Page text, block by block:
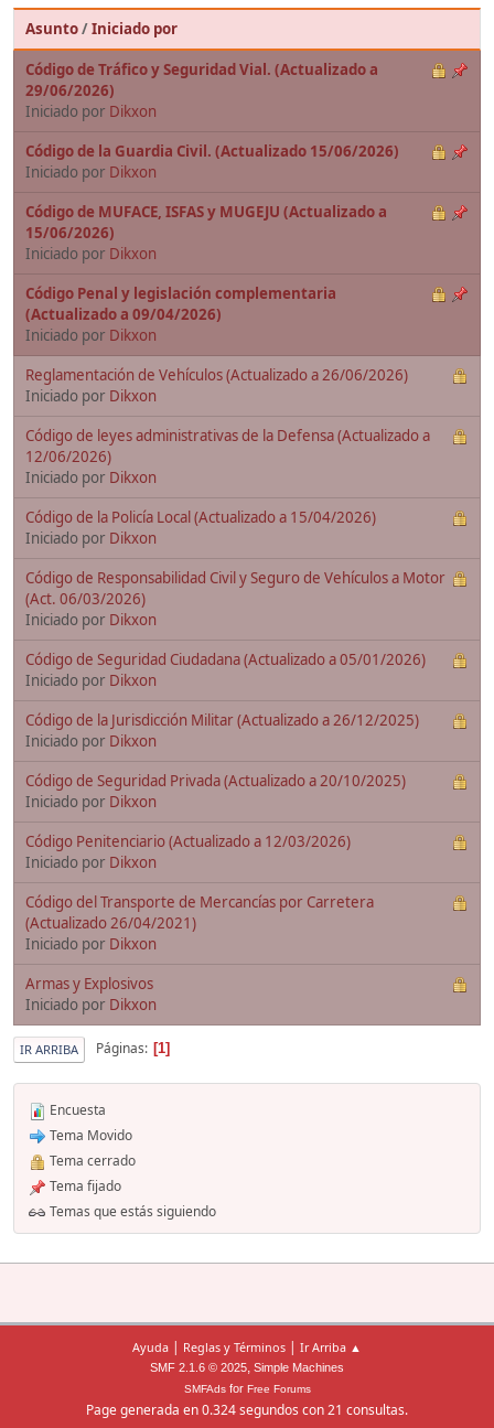
Asunto/Iniciado por
Código de Tráfico y Seguridad Vial. (Actualizado a
29/06/2026)
Iniciado por Dikxon
Código de la Guardia Civil. (Actualizado 15/06/2026)
Iniciado por Dikxon
Código de MUFACE, ISFAS y MUGEJU (Actualizado a
15/06/2026)
Iniciado por Dikxon
Código Penal y legislación complementaria
(Actualizado a 09/04/2026)
Iniciado por Dikxon
Reglamentación de Vehículos (Actualizado a 26/06/2026)
Iniciado por Dikxon
Código de leyes administrativas de la Defensa (Actualizado a
12/06/2026)
Iniciado por Dikxon
Código de la Policía Local (Actualizado a 15/04/2026)
Iniciado por Dikxon
Código de Responsabilidad Civil y Seguro de Vehículos a Motor
(Act. 06/03/2026)
Iniciado por Dikxon
Código de Seguridad Ciudadana (Actualizado a 05/01/2026)
Iniciado por Dikxon
Código de la Jurisdicción Militar (Actualizado a 26/12/2025)
Iniciado por Dikxon
Código de Seguridad Privada (Actualizado a 20/10/2025)
Iniciado por Dikxon
Código Penitenciario (Actualizado a 12/03/2026)
Iniciado por Dikxon
Código del Transporte de Mercancías por Carretera
(Actualizado 26/04/2021)
Iniciado por Dikxon
Armas y Explosivos
Iniciado por Dikxon
IR ARRIBA Páginas 1
Encuesta
Tema Movido
Tema cerrado
Tema fijado
Temas que estás siguiendo
Ayuda | Reglas y Términos | Ir Arriba ▲
SMF 2.1.6 © 2025, Simple Machines
SMFAdsfor Free Forums
Page generada en 0.324 segundos con 21 consultas.